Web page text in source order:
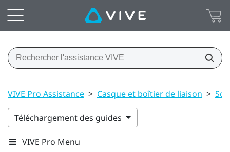
VIVE Pro Assistance > Casque et boîtier de liaison >
Téléchargement des guides
VIVE Pro Menu